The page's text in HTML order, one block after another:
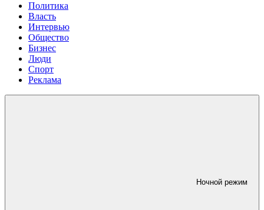
Политика
Власть
Интервью
Общество
Бизнес
Люди
Спорт
Реклама
Ночной режим